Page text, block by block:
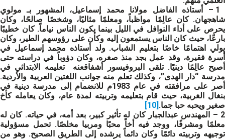
1 – أستاذه الفاضل مولانا محمد إسماعيل، المشهور بـ مولوي
شاهجهان. كان عالِمًا مواظباً، ومعلمًا مثاليًا، وشخصًا صالحًا، وكان
يحرص على أداء النوافل في الليل بينما يكون الناس نياماً. كان خطيبًا
بارعًا، حيث كان الناس يستمعون إليه وكأن على رؤوسهم الطير، وكان
يولي اهتمامًا خاصًا بتعليم الشباب. ولد أستاذه محمد إسماعيل في
أسرة فقيرة، وقد عمل بجد منذ صغره، وكان دؤوباً في دراسته حتى
أصبح عالِمًا دينيًا. تلقى البروفيسور أشفاقعنه تعليمه الابتدائي في
مدرسة “دار الهدى”، وكذلك تعلم منه جوانب اللغتين العربية والأردية.
أصر على مرافقته في عام 1983م للانضمام إلى مدرسة دينية في
بنغال الغربية، حيث قام بتعليمه وتربيته لمدة عام، وكان يعامله كأخ
صغير ويحبه حبا جما.
2 – المهندس عبدالجبار كان له تأثير كبير، بعد أمه، في حياته. كان له
معلمًا ومشرفًا، ووجد فيه أخاً محبًا ومربيا مخلصًا. تحمل مسؤولية
توجيهه وتربيته دائمًا وكان دائماً يرشده إلى الطريق الصحيح. وهو من